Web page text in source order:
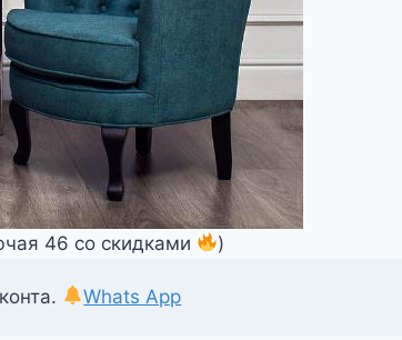
46 со скидками )
Whats App